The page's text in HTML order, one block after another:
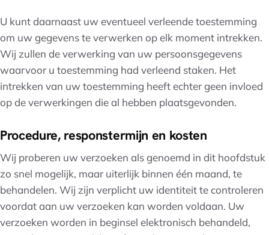
U kunt daarnaast uw eventueel verleende toestemming
om uw gegevens te verwerken op elk moment intrekken.
Wij zullen de verwerking van uw persoonsgegevens
waarvoor u toestemming had verleend staken. Het
intrekken van uw toestemming heeft echter geen invloed
op de verwerkingen die al hebben plaatsgevonden.
Procedure, responstermijn en kosten
Wij proberen uw verzoeken als genoemd in dit hoofdstuk
zo snel mogelijk, maar uiterlijk binnen één maand, te
behandelen. Wij zijn verplicht uw identiteit te controleren
voordat aan uw verzoeken kan worden voldaan. Uw
verzoeken worden in beginsel elektronisch behandeld,